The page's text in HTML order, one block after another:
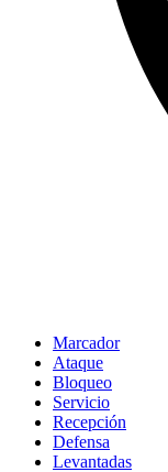
Marcador
Ataque
Bloqueo
Servicio
Recepción
Defensa
Levantadas